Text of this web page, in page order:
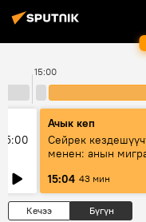
15:00
Ачык кеп
Сейрек
менен: анын
жолу эмнеден
15:04 43 мин
Кечээ Бүгүн